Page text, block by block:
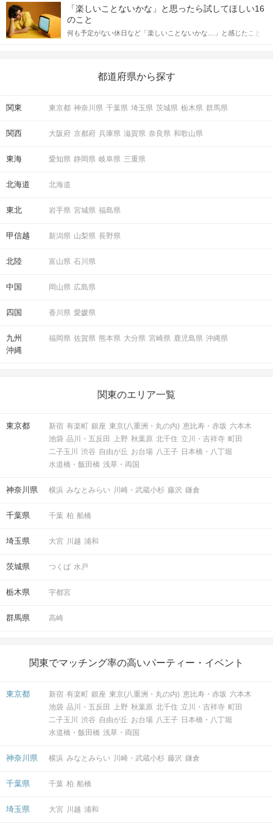
合にどのような行動に繋げるべきかをご紹介していきます。
しかし、中には「どう誘ったらいいの？」とお困りの男性もいら
っしゃるのではないでしょうか。 そこで今回は、男性から女性へ
送るLINEでのデートの誘い方のコツをご紹介します。例文も混じ
えながら解説するので、ぜひ参考にしてください。
「楽しいことないかな」と思ったら試してほしい16
のこと
何も予定がない休日など「楽しいことないかな…」と感じたこと
の楽しいことアイデアを集めました♪ いままさに楽しいことを探し
都道府県から探す
関東 東京都 神奈川県 千葉県 埼玉県 茨城県 栃木県 群馬県
関西 大阪府 京都府 兵庫県 滋賀県 奈良県 和歌山県
東海 愛知県 静岡県 岐阜県 三重県
北海道 北海道
東北 岩手県 宮城県 福島県
甲信越 新潟県 山梨県 長野県
北陸 富山県 石川県
中国 岡山県 広島県
四国 香川県 愛媛県
九州
沖縄
福岡県 佐賀県 熊本県 大分県 宮崎県 鹿児島県 沖縄県
関東のエリア一覧
東京都 新宿 有楽町 銀座 東京(八重洲・丸の内) 恵比寿・赤坂 六本木
池袋 品川・五反田 上野 秋葉原 北千住 立川・吉祥寺 町田
二子玉川
渋谷 自由が丘 お台場 八王子 日本橋・八丁堀
水道橋・飯田橋 浅草・両国
神奈川県 横浜 みなとみらい 川崎・武蔵小杉 藤沢 鎌倉
千葉県 千葉 柏 船橋
埼玉県 大宮 川越 浦和
茨城県 つくば 水戸
栃木県 宇都宮
群馬県 高崎
関東でマッチング率の高いパーティー・イベント
東京都 新宿 有楽町 銀座 東京(八重洲・丸の内) 恵比寿・赤坂 六本木
池袋 品川・五反田 上野 秋葉原 北千住 立川・吉祥寺 町田
二子玉川
渋谷 自由が丘 お台場 八王子 日本橋・八丁堀
水道橋・飯田橋 浅草・両国
神奈川県 横浜 みなとみらい 川崎・武蔵小杉 藤沢 鎌倉
千葉県 千葉 柏 船橋
埼玉県 大宮 川越 浦和